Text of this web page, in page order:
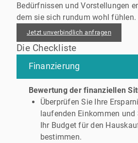
Bedürfnissen und Vorstellungen
dem sie sich rundum wohl fühlen.
Jetzt unverbindlich anfragen
Die Checkliste
Finanzierung
Bewertung der finanziellen
Überprüfen Sie Ihre
laufenden Einkommen und
Ihr Budget für den
bestimmen.